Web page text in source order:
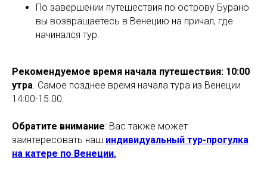
По завершении путешествия по острову Бурано
вы возвращаетесь в Венецию на причал, где
начинался тур.
Рекомендуемое время начала путешествия: 10:00
утра . Самое позднее время начала тура из Венеции
14:00-15.00.
Обратите внимание: Вас также может
заинтересовать наш индивидуальный тур-прогулка
на катере по Венеции.